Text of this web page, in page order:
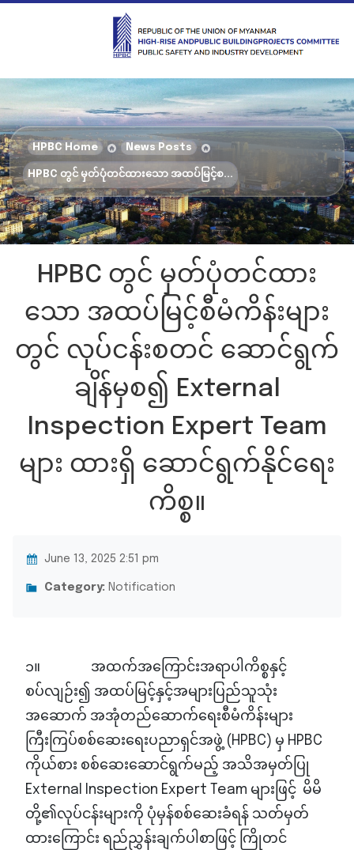
HPBC Home News Posts
HPBC တွင် မှတ်ပုံတင်ထားသော အထပ်မြင့်စ...
HPBC တွင် မှတ်ပုံတင်ထား
သော အထပ်မြင့်စီမံကိန်းများ
တွင် လုပ်ငန်းစတင် ဆောင်ရွက်
ချိန်မှစ၍ External
Inspection Expert Team
များ ထားရှိ ဆောင်ရွက်နိုင်ရေး
ကိစ္စ။
June 13, 2025 2:51 pm
Category: Notification
၁။ အထက်အကြောင်းအရာပါကိစ္စနှင့်
စပ်လျဉ်း၍ အထပ်မြင့်နှင့်အများပြည်သူသုံး
အဆောက် အအုံတည်ဆောက်ရေးစီမံကိန်းများ
ကြီးကြပ်စစ်ဆေးရေးပညာရှင်အဖွဲ့ (HPBC) မှ HPBC
ကိုယ်စား စစ်ဆေးဆောင်ရွက်မည့် အသိအမှတ်ပြု
External Inspection Expert Team များဖြင့် မိမိ
တို့၏လုပ်ငန်းများကို ပုံမှန်စစ်ဆေးခံရန် သတ်မှတ်
ထားကြောင်း ရည်ညွှန်းချက်ပါစာဖြင့် ကြိုတင်